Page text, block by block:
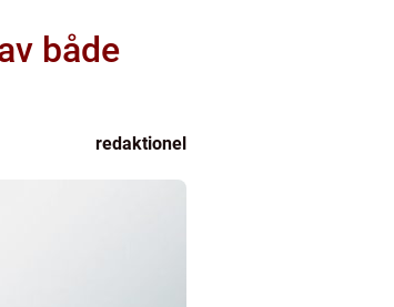
både
redaktionel